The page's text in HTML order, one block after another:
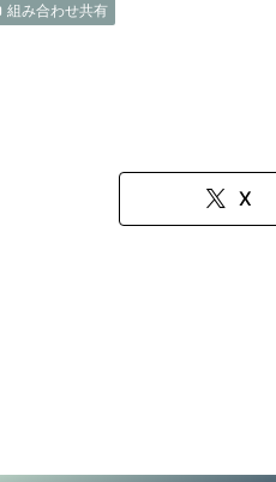
組み合わせ共有
X